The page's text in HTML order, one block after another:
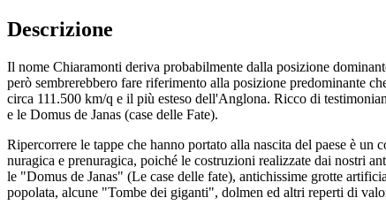
Descrizione
Il nome Chiaramonti deriva probabilmente dalla posizione
però sembrerebbero fare riferimento alla posizione predominante
circa 111.500 km/q e il più esteso dell'Anglona. Ricco di
e le Domus de Janas (case delle Fate).
Ripercorrere le tappe che hanno portato alla nascita del paese è
nuragica e prenuragica, poiché le costruzioni realizzate dai nostri
le "Domus de Janas" (Le case delle fate), antichissime grotte
popolata, alcune "Tombe dei giganti", dolmen ed altri reperti di